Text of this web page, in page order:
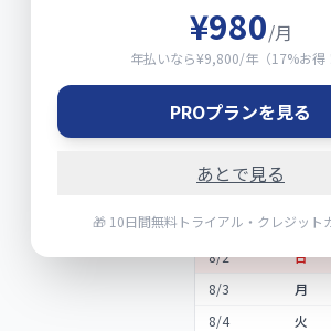
8/1 土
8/2 日
8/3 月
8/4 火
¥980/月
年払いなら¥9,800/年（17%お得
PROプランを見る
あとで見る
🎁 10日間無料トライアル・クレジット